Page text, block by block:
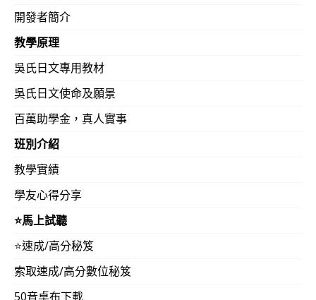
開發者簡介
教學原理
吳氏日文專用教材
吳氏日文使命及願景
百萬助學金，真人實事
班別介紹
教學實績
學友心得分享
⭐️馬上試聽
⭐️速成/高分秘笈
索取速成/高分數位秘笈
50音桌布下載